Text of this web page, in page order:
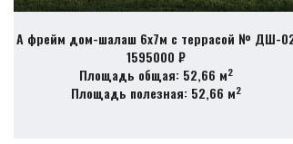
А фрейм дом-шалаш 6х7м с террасой № ДШ-
1595000 ₽
Площадь общая: 52,66 м2
Площадь полезная: 52,66 м2